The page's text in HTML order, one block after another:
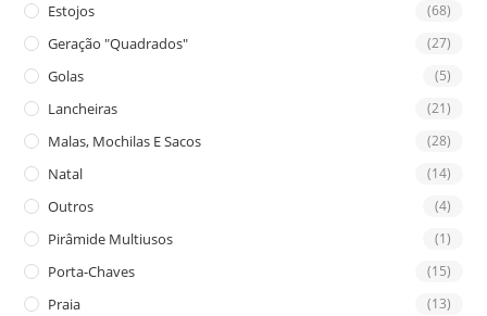
Estojos (68)
Geração "Quadrados" (27)
Golas (5)
Lancheiras (21)
Malas, Mochilas E Sacos (28)
Natal (14)
Outros (4)
Pirâmide Multiusos (1)
Porta-Chaves (15)
Praia (13)